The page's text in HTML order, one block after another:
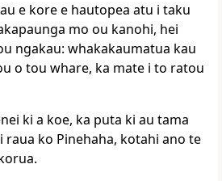
e kore e hautopea atu i taku
mo ou kanohi, hei
ngakau: whakakaumatua kau
o tou whare, ka mate i to ratou
ki a koe, ka puta ki au tama
ko Pinehaha, kotahi ano te